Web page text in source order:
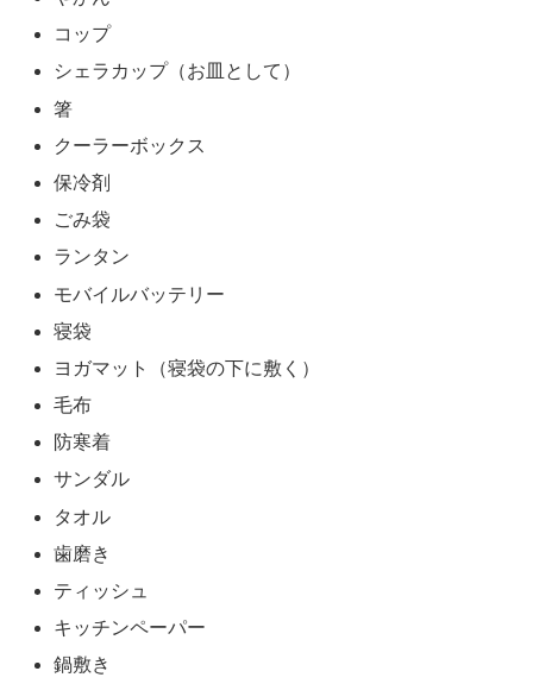
コップ
シェラカップ（お皿として）
箸
クーラーボックス
保冷剤
ごみ袋
ランタン
モバイルバッテリー
寝袋
ヨガマット（寝袋の下に敷く）
毛布
防寒着
サンダル
タオル
歯磨き
ティッシュ
キッチンペーパー
鍋敷き